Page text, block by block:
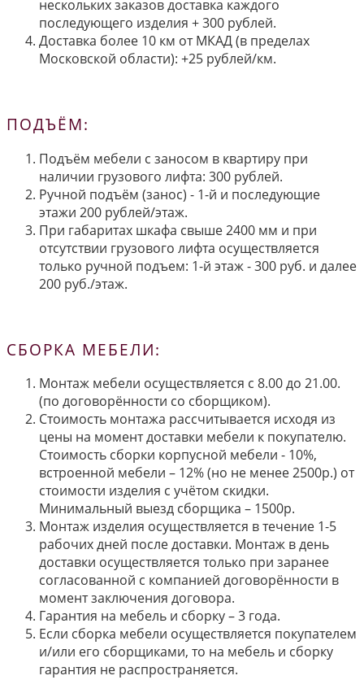
нескольких заказов доставка каждого
последующего изделия + 300 рублей.
Доставка более 10 км от МКАД (в пределах
Московской области): +25 рублей/км.
ПОДЪЁМ:
Подъём мебели с заносом в квартиру при
наличии грузового лифта: 300 рублей.
Ручной подъём (занос) - 1-й и последующие
этажи 200 рублей/этаж.
При габаритах шкафа свыше 2400 мм и при
отсутствии грузового лифта осуществляется
только ручной подъем: 1-й этаж - 300 руб. и далее
200 руб./этаж.
СБОРКА МЕБЕЛИ:
Монтаж мебели осуществляется с 8.00 до 21.00.
(по договорённости со сборщиком).
Стоимость монтажа рассчитывается исходя из
цены на момент доставки мебели к покупателю.
Стоимость сборки корпусной мебели - 10%,
встроенной мебели – 12% (но не менее 2500р.) от
стоимости изделия с учётом скидки.
Минимальный выезд сборщика – 1500р.
Монтаж изделия осуществляется в течение 1-5
рабочих дней после доставки. Монтаж в день
доставки осуществляется только при заранее
согласованной с компанией договорённости в
момент заключения договора.
Гарантия на мебель и сборку – 3 года.
Если сборка мебели осуществляется покупателем
и/или его сборщиками, то на мебель и сборку
гарантия не распространяется.